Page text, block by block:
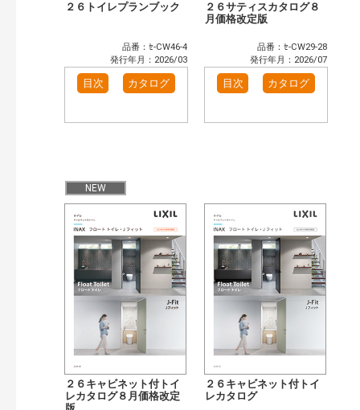
２６トイレプランブック
品番：ｾ-CW46-4
発行年月：2026/03
目次 カタログ
２６サティスカタログ８
月価格改定版
品番：ｾ-CW29-28
発行年月：2026/07
目次 カタログ
NEW
２６キャビネット付トイ
レカタログ８月価格改定
２６キャビネット付トイ
レカタログ